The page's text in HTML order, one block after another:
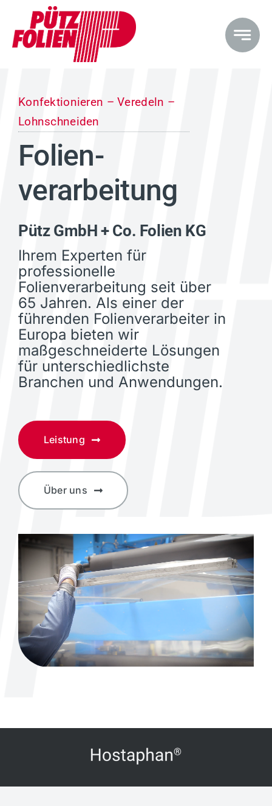
Inhalt
springen
Konfektionieren – Veredeln –
Lohnschneiden
Folien­
verarbeitung
Pütz GmbH + Co. Folien KG
Ihrem Experten für
professionelle
Folienverarbeitung seit über
65 Jahren. Als einer der
führenden Folienverarbeiter in
Europa bieten wir
maßgeschneiderte Lösungen
für unterschiedlichste
Branchen und Anwendungen.
Leistung
Über uns